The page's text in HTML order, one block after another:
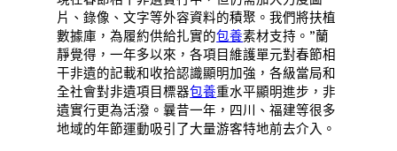
片、錄像、文字等外容資料的積聚。我們將扶植
數據庫，為履約供給扎實的包養素材支持。”蘭
靜覺得，一年多以來，各項目維護單元對春節相
干非遺的記載和收拾認識顯明加強，各級當局和
全社會對非遺項目標器包養重水平顯明進步，非
遺實行更為活潑。曩昔一年，四川、福建等很多
地域的年節運動吸引了大量游客特地前去介入。